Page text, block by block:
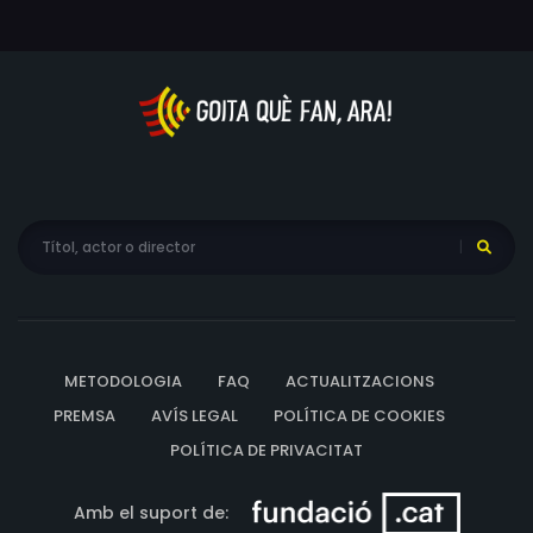
METODOLOGIA FAQ
ACTUALITZACIONS
PREMSA
AVÍS LEGAL
POLÍTICA DE COOKIES
POLÍTICA DE PRIVACITAT
Amb el suport de: